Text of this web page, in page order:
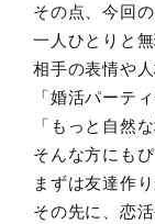
その点、今回
一人ひとりと
相手の表情や
「婚活パーテ
「もっと自然
そんな方にもぴ
まずは友達作り
その先に、恋